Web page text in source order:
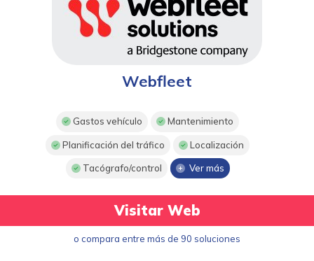
Webfleet
Gastos vehículo Mantenimiento
Planificación del tráfico Localización
Tacógrafo/control Ver más
Visitar Web
o compara entre más de 90 soluciones